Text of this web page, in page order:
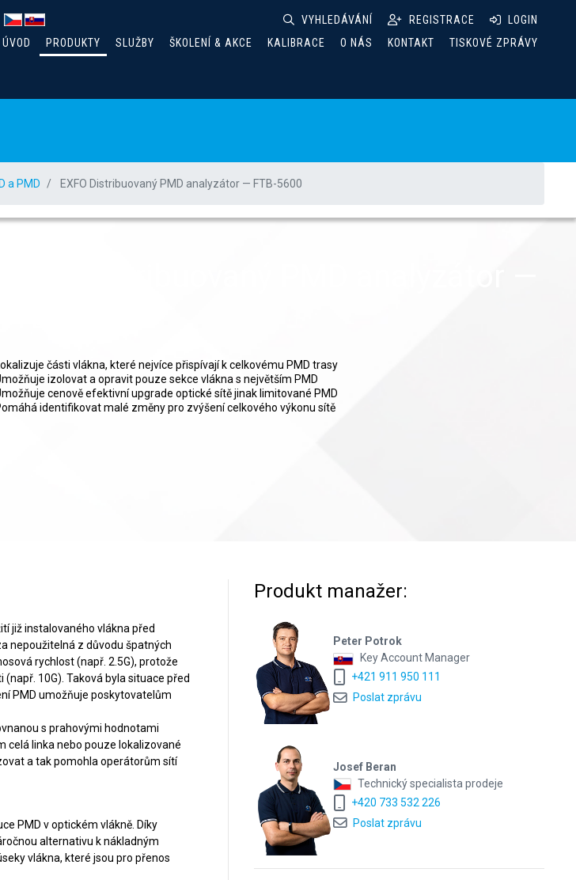
VYHLEDÁVÁNÍ REGISTRACE
LOGIN
ÚVOD
PRODUKTY SLUŽBY ŠKOLENÍ & AKCE KALIBRACE O NÁS KONTAKT TISKOVÉ ZPRÁVY
a PMD EXFO Distribuovaný PMD analyzátor — FTB-5600
části vlákna, které nejvíce přispívají k celkovému PMD trasy
izolovat a opravit pouze sekce vlákna s největším PMD
cenově efektivní upgrade optické sítě jinak limitované PMD
identifikovat malé změny pro zvýšení celkového výkonu sítě
již instalovaného vlákna před
nepoužitelná z důvodu špatných
rychlost (např. 2.5G), protože
10G). Taková byla situace před
PMD umožňuje poskytovatelům
s prahovými hodnotami
celá linka nebo pouze lokalizované
a tak pomohla operátorům sítí
PMD v optickém vlákně. Díky
alternativu k nákladným
vlákna, které jsou pro přenos
Produkt manažer:
Peter Potrok
Key Account Manager
+421 911 950 111
Poslat zprávu
Josef Beran
Technický specialista prodeje
+420 733 532 226
Poslat zprávu